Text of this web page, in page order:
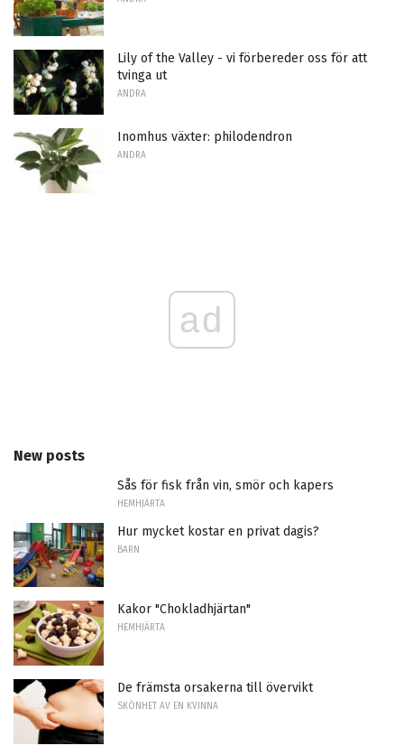
Lily of the Valley - vi förbereder oss för att
tvinga ut
ANDRA
Inomhus växter: philodendron
ANDRA
ad
New posts
Sås för fisk från vin, smör och kapers
HEMHJÄRTA
Hur mycket kostar en privat dagis?
BARN
Kakor "Chokladhjärtan"
HEMHJÄRTA
De främsta orsakerna till övervikt
SKÖNHET AV EN KVINNA